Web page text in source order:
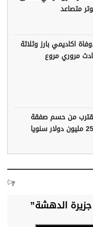
متصاعد
اكاديمي بارز وثلاثة
مروري مروع
يقترب من حسم صفقة
الدهشة”